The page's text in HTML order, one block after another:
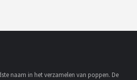
naam in het verzamelen van poppen. De